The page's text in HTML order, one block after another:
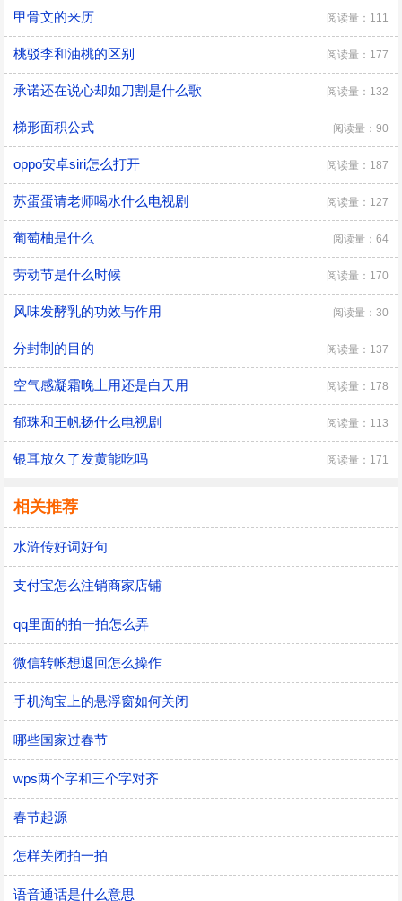
甲骨文的来历 阅读量：111
桃驳李和油桃的区别 阅读量：177
承诺还在说心却如刀割是什么歌 阅读量：132
梯形面积公式 阅读量：90
oppo安卓siri怎么打开 阅读量：187
苏蛋蛋请老师喝水什么电视剧 阅读量：127
葡萄柚是什么 阅读量：64
劳动节是什么时候 阅读量：170
风味发酵乳的功效与作用 阅读量：30
分封制的目的 阅读量：137
空气感凝霜晚上用还是白天用 阅读量：178
郁珠和王帆扬什么电视剧 阅读量：113
银耳放久了发黄能吃吗 阅读量：171
相关推荐
水浒传好词好句
支付宝怎么注销商家店铺
qq里面的拍一拍怎么弄
微信转帐想退回怎么操作
手机淘宝上的悬浮窗如何关闭
哪些国家过春节
wps两个字和三个字对齐
春节起源
怎样关闭拍一拍
语音通话是什么意思